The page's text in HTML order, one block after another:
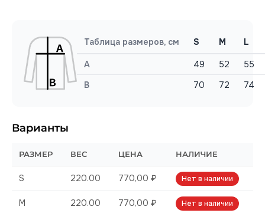
Таблица размеров, см S M L
A 49 52
55
B
70 72 74
Варианты
РАЗМЕР ВЕС ЦЕНА НАЛИЧИЕ
S 220.00 770,00 ₽ Нет в наличии
M 220.00 770,00 ₽ Нет в наличии